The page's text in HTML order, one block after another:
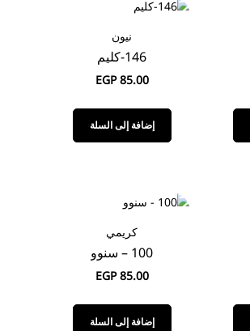
نيون
146-كليم
EGP85.00
إضافة إلى السلة
كريمي
100 – سنوو
EGP85.00
إضافة إلى السلة